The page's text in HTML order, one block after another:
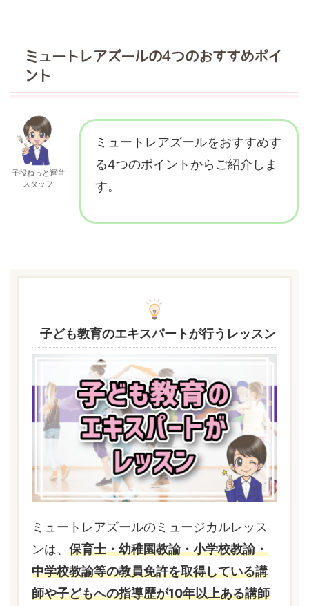
ミュートレアズールの4つのおすすめポイ
ント
子役ねっと運営
スタッフ
ミュートレアズールをおすすめす
る4つのポイントからご紹介しま
す。
子ども教育のエキスパートが行うレッスン
ミュートレアズールのミュージカルレッス
ンは、 保育士・幼稚園教諭・小学校教諭・
中学校教諭等の教員免許を取得している講
師や子どもへの指導歴が10年以上ある講師